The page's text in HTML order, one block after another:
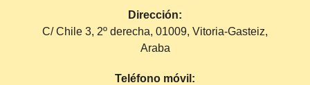
Dirección:
C/ Chile 3, 2º derecha, 01009, Vitoria-Gasteiz,
Araba
Teléfono móvil: